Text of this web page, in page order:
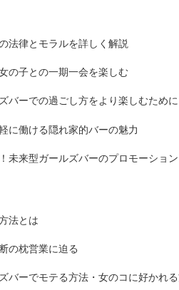
法律とモラルを詳しく解説
の子との一期一会を楽しむ
バーでの過ごし方をより楽しむために
に働ける隠れ家的バーの魅力
未来型ガールズバーのプロモーション
法とは
の枕営業に迫る
バーでモテる方法・女のコに好かれ